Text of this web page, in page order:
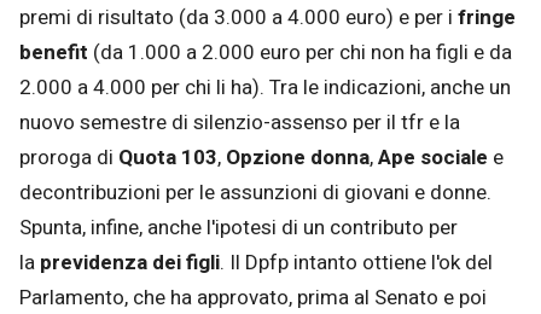
premi di risultato (da 3.000 a 4.000 euro) e per i fringe
benefit (da 1.000 a 2.000 euro per chi non ha figli e da
2.000 a 4.000 per chi li ha). Tra le indicazioni, anche un
nuovo semestre di silenzio-assenso per il tfr e la
proroga di Quota 103, Opzione donna,Ape sociale e
decontribuzioni per le assunzioni di giovani e donne.
Spunta, infine, anche l'ipotesi di un contributo per
la previdenza dei figli. Il Dpfp intanto ottiene l'ok del
Parlamento, che ha approvato, prima al Senato e poi